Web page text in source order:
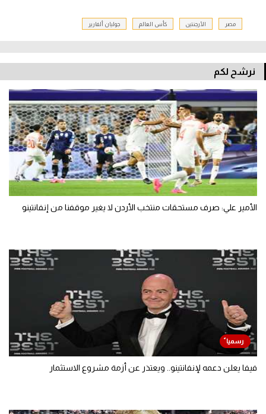
مصر الأرجنتين كأس العالم جوليان ألفارير
نرشح لكم
الأمير علي: صرف مستحقات منتخب الأردن لا يغير موقفنا من إنفانتينو
فيفا يعلن دعمه لإنفانتينو.. ويعتذر عن أزمة مشروع الاستثمار